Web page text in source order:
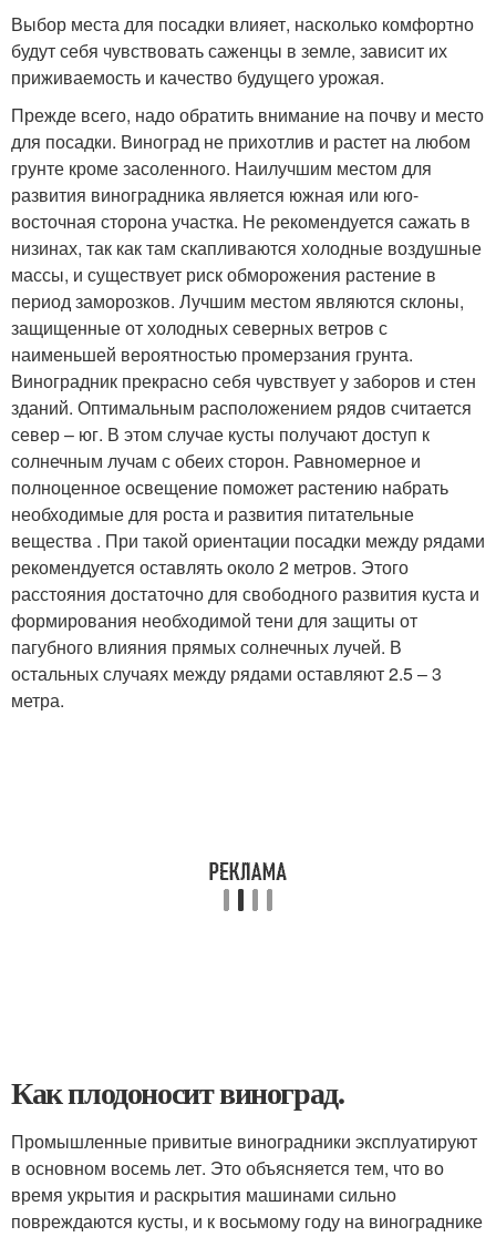
Выбор места для посадки влияет, насколько комфортно
будут себя чувствовать саженцы в земле, зависит их
приживаемость и качество будущего урожая.
Прежде всего, надо обратить внимание на почву и место
для посадки. Виноград не прихотлив и растет на любом
грунте кроме засоленного. Наилучшим местом для
развития виноградника является южная или юго-
восточная сторона участка. Не рекомендуется сажать в
низинах, так как там скапливаются холодные воздушные
массы, и существует риск обморожения растение в
период заморозков. Лучшим местом являются склоны,
защищенные от холодных северных ветров с
наименьшей вероятностью промерзания грунта.
Виноградник прекрасно себя чувствует у заборов и стен
зданий. Оптимальным расположением рядов считается
север – юг. В этом случае кусты получают доступ к
солнечным лучам с обеих сторон. Равномерное и
полноценное освещение поможет растению набрать
необходимые для роста и развития питательные
вещества . При такой ориентации посадки между рядами
рекомендуется оставлять около 2 метров. Этого
расстояния достаточно для свободного развития куста и
формирования необходимой тени для защиты от
пагубного влияния прямых солнечных лучей. В
остальных случаях между рядами оставляют 2.5 – 3
метра.
Как плодоносит виноград.
Промышленные привитые виноградники эксплуатируют
в основном восемь лет. Это объясняется тем, что во
время укрытия и раскрытия машинами сильно
повреждаются кусты, и к восьмому году на винограднике